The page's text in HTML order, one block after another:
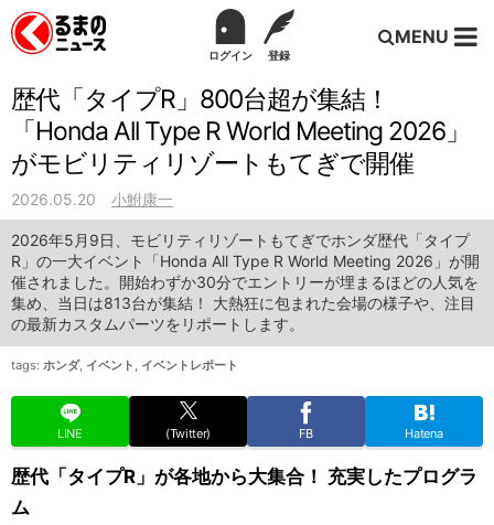
ログイン 登録
MENU
歴代「タイプR」800台超が集結！
「Honda All Type R World Meeting 2026」
がモビリティリゾートもてぎで開催
2026.05.20 小鮒康一
2026年5月9日、モビリティリゾートもてぎでホンダ歴代「タイプ
R」の一大イベント「Honda All Type R World Meeting 2026」が開
催されました。開始わずか30分でエントリーが埋まるほどの人気を
集め、当日は813台が集結！ 大熱狂に包まれた会場の様子や、注目
の最新カスタムパーツをリポートします。
tags: ホンダ, イベント , イベントレポート
LINE (Twitter) FB Hatena
歴代「タイプR」が各地から大集合！ 充実したプログラ
ム